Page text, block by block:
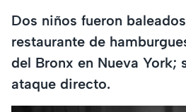
Dos niños fueron
restaurante de
del Bronx en Nueva York;
ataque directo.